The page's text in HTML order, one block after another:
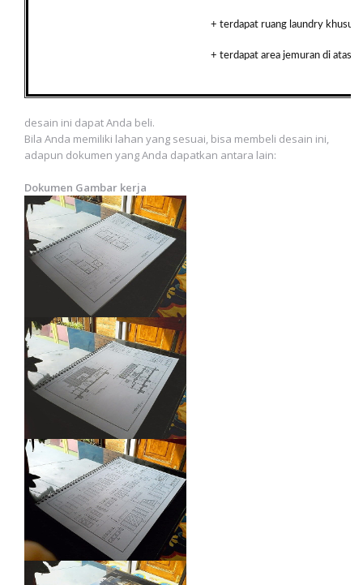
+ terdapat ruang laundry khusus.
+ terdapat area jemuran di atas.
desain ini dapat Anda beli.
Bila Anda memiliki lahan yang sesuai, bisa membeli desain ini,
adapun dokumen yang Anda dapatkan antara lain:
Dokumen Gambar kerja